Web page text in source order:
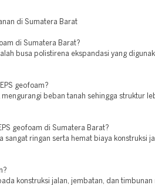
di Sumatera Barat
di Sumatera Barat?
busa polistirena ekspandasi yang
geofoam?
mengurangi beban tanah sehingga struktur
geofoam di Sumatera Barat?
sangat ringan serta hemat biaya konstruksi
konstruksi jalan, jembatan, dan timbunan